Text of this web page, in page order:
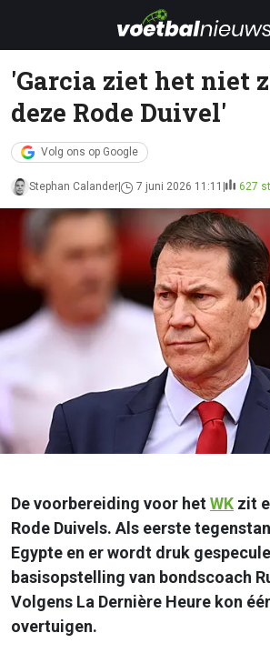
'Garcia ziet het niet
deze Rode Duivel'
Volg ons op Google
Stephan Calander 7 juni 2026 11:11 627
De voorbereiding voor hetWK zit
Rode Duivels. Als eerste
Egypte en er wordt druk
basisopstelling van bondscoach
Volgens La Dernière Heure kon
overtuigen.